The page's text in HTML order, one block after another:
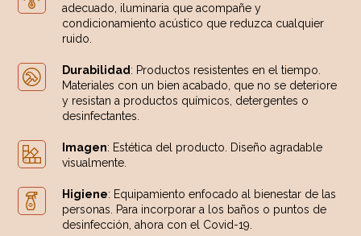
adecuado, iluminaria que acompañe y
condicionamiento acústico que reduzca cualquier
ruido.
Durabilidad : Productos resistentes en el tiempo.
Materiales con un bien acabado, que no se deteriore
y resistan a productos químicos, detergentes o
desinfectantes.
Imagen: Estética del producto. Diseño agradable
visualmente.
Higiene: Equipamiento enfocado al bienestar de las
personas. Para incorporar a los baños o puntos de
desinfección, ahora con el Covid-19.